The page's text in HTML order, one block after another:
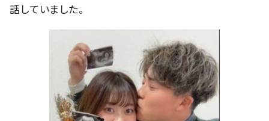
話していました。